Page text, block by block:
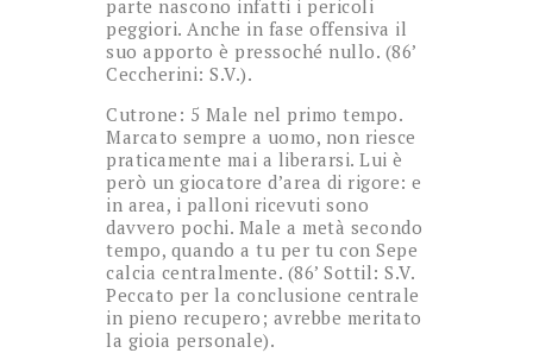
parte nascono infatti i pericoli
peggiori. Anche in fase offensiva il
suo apporto è pressoché nullo. (86’
Ceccherini: S.V.).
Cutrone: 5 Male nel primo tempo.
Marcato sempre a uomo, non riesce
praticamente mai a liberarsi. Lui è
però un giocatore d’area di rigore: e
in area, i palloni ricevuti sono
davvero pochi. Male a metà secondo
tempo, quando a tu per tu con Sepe
calcia centralmente. (86’ Sottil: S.V.
Peccato per la conclusione centrale
in pieno recupero; avrebbe meritato
la gioia personale).